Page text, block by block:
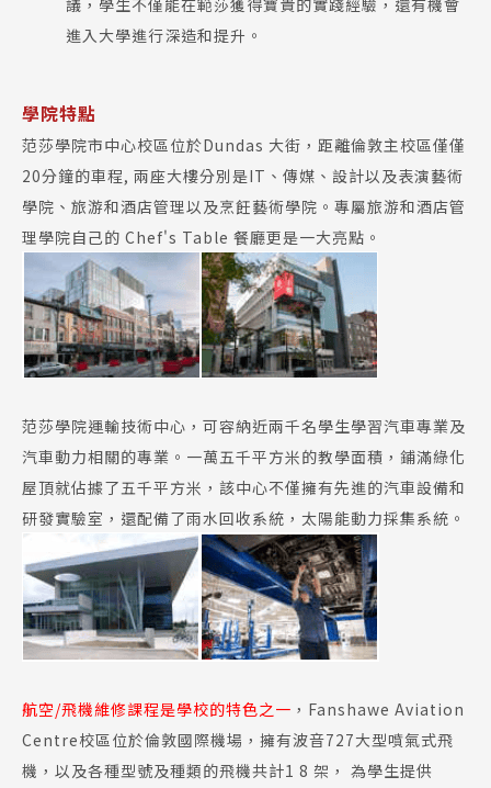
進入大學進行深造和提升。
學院特點
范莎學院市中心校區位於Dundas 大街，距離倫敦主校區僅僅
20分鐘的車程, 兩座大樓分別是IT、傳媒、設計以及表演藝術
學院、旅游和酒店管理以及烹飪藝術學院。專屬旅游和酒店管
理學院自己的 Chef's Table 餐廳更是一大亮點。
范莎學院運輸技術中心，可容納近兩千名學生學習汽車專業及
汽車動力相關的專業。一萬五千平方米的教學面積，鋪滿綠化
屋頂就佔據了五千平方米，該中心不僅擁有先進的汽車設備和
研發實驗室，還配備了雨水回收系統，太陽能動力採集系統。
航空/飛機維修課程是學校的特色之一 ，Fanshawe Aviation
Centre校區位於倫敦國際機場，擁有波音727大型噴氣式飛
機，以及各種型號及種類的飛機共計1 8 架， 為學生提供